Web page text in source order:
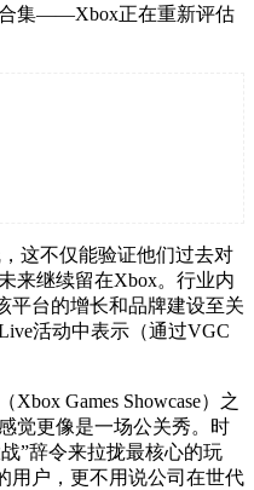
合集——Xbox正在重新评估
这不仅能验证他们过去对
来继续留在Xbox。行业内
平台的增长和品牌建设至关
活动中表示（通过VGC
Games Showcase）之
觉更像是一场公关秀。时
”辞令来拉拢最核心的玩
用户，更不用说公司在世代